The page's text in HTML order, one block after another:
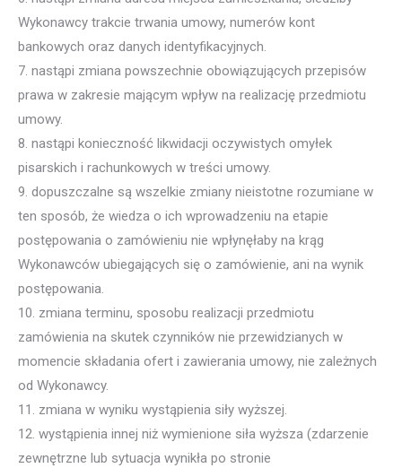
Wykonawcy trakcie trwania umowy, numerów kont
bankowych oraz danych identyfikacyjnych.
7. nastąpi zmiana powszechnie obowiązujących przepisów
prawa w zakresie mającym wpływ na realizację przedmiotu
umowy.
8. nastąpi konieczność likwidacji oczywistych omyłek
pisarskich i rachunkowych w treści umowy.
9. dopuszczalne są wszelkie zmiany nieistotne rozumiane w
ten sposób, że wiedza o ich wprowadzeniu na etapie
postępowania o zamówieniu nie wpłynęłaby na krąg
Wykonawców ubiegających się o zamówienie, ani na wynik
postępowania.
10. zmiana terminu, sposobu realizacji przedmiotu
zamówienia na skutek czynników nie przewidzianych w
momencie składania ofert i zawierania umowy, nie zależnych
od Wykonawcy.
11. zmiana w wyniku wystąpienia siły wyższej.
12. wystąpienia innej niż wymienione siła wyższa (zdarzenie
zewnętrzne lub sytuacja wynikła po stronie